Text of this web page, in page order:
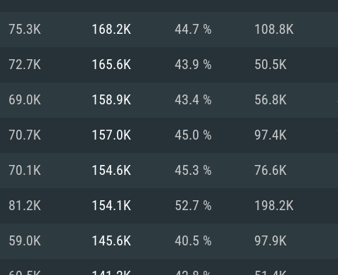
DE
Recomendado
Recomendado
Recomendado
75.3K 168.2K 44.7 % 108.8K
72.7K 165.6K 43.9 % 50.5K
69.0K 158.9K 43.4 % 56.8K
70.7K 157.0K 45.0 % 97.4K
70.1K 154.6K 45.3 % 76.6K
81.2K 154.1K 52.7 % 198.2K
59.0K 145.6K 40.5 % 97.9K